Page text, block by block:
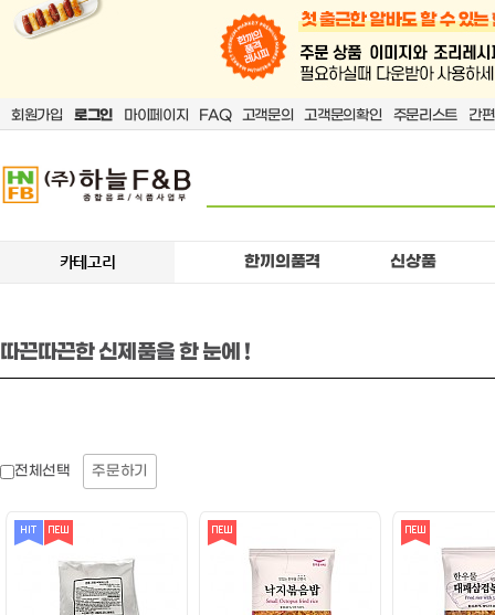
회원가입 로그인 마이페이지 FAQ 고객문의 고객문의확인 주문리스트 간
카테고리 한끼의품격 신상품
따끈따끈한 신제품을 한 눈에 !
전체선택 주문하기